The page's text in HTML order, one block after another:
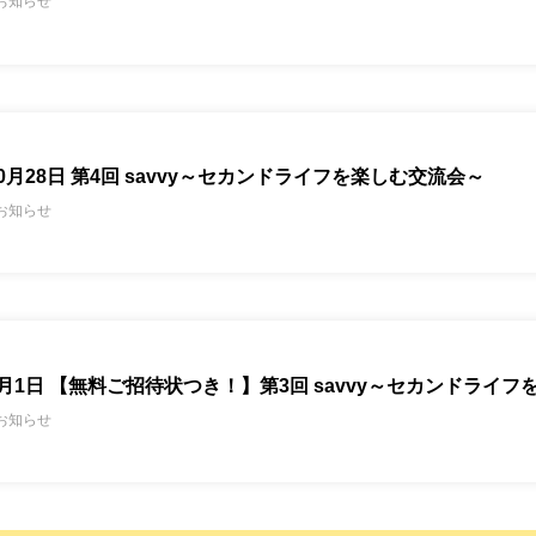
月28日 第4回 savvy～セカンドライフを楽しむ交流会～
知らせ
1日 【無料ご招待状つき！】第3回 savvy～セカンドライフ
知らせ